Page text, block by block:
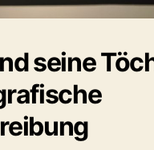
seine